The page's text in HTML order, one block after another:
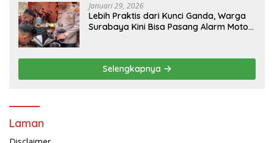
Januari 29, 2026
Lebih Praktis dari Kunci Ganda, Warga
Surabaya Kini Bisa Pasang Alarm Motor
Selengkapnya
Laman